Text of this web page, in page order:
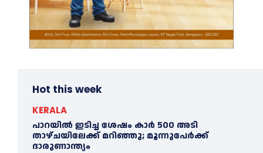
Hot this week
KERALA
പാറയിൽ ഇടിച്ച ശേഷം കാർ 500 അടി
താഴ്ചയിലേക്ക് മറിഞ്ഞു; മൂന്നുപേർക്ക്
ദാരുണാന്ത്യം